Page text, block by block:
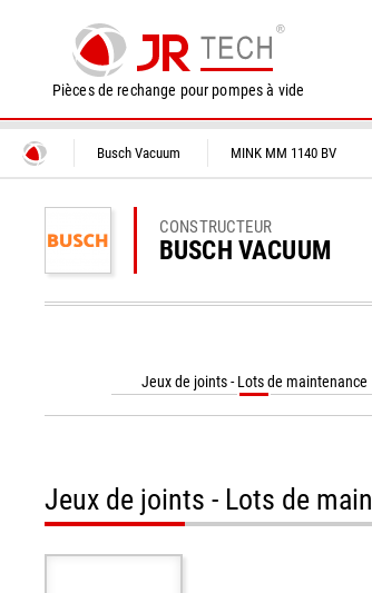
Pièces de rechange pour pompes à vide
Busch Vacuum MINK MM 1140 BV
CONSTRUCTEUR
BUSCH VACUUM
Jeux de joints - Lots de maintenance
Jeux de joints - Lots de